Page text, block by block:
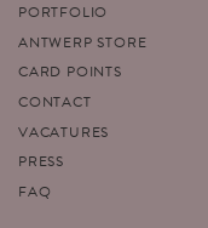
PORTFOLIO
ANTWERP STORE
CARD POINTS
CONTACT
VACATURES
PRESS
FAQ